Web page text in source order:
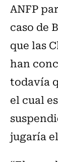
ANFP
caso de
que las
han
todavía
el cual
jugaría